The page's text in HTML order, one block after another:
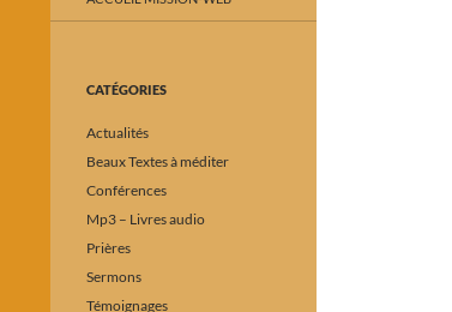
CATÉGORIES
Actualités
Beaux Textes à méditer
Conférences
Mp3 – Livres audio
Prières
Sermons
Témoignages